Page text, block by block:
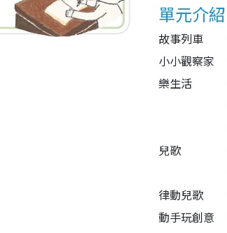
單元介紹
故事列車
小小觀察家
樂生活
兒歌
律動兒歌
動手玩創意